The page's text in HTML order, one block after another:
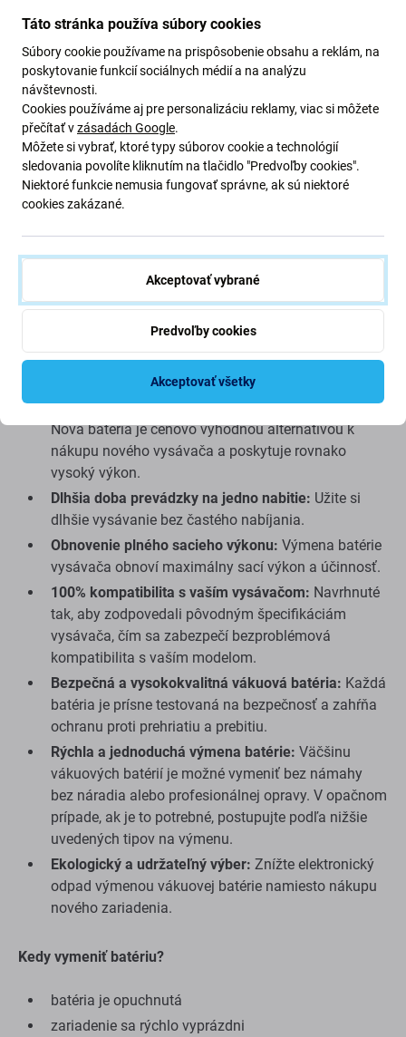
potrebné ju vymeniť.
Kvalita náhradných dielov
Batérie označené akoAftermarket PRO
strany, nie priamo výrobca zariadenia. Tieto batérie sú
navrhnuté tak, aby spĺňali rovnako vysoké štandardy ako
originál a v ojedinelých prípadoch môžu mať minimálne
rozdiely vo funkčnosti, kvalite alebo vzhľade. Sú známe
svojou vysokou kvalitou a sú vopred testované.
Kompatibilné s číslami dielov:
Hlavné výhody nákupu batérie Aftermarket PRO:
Ušetrite peniaze pri výmene batérie vysávača:
Nová batéria je cenovo výhodnou alternatívou k
nákupu nového vysávača a poskytuje rovnako
vysoký výkon.
Dlhšia doba prevádzky na jedno nabitie: Užite si
dlhšie vysávanie bez častého nabíjania.
Obnovenie plného sacieho výkonu: Výmena batérie
vysávača obnoví maximálny sací výkon a účinnosť.
100% kompatibilita s vaším vysávačom: Navrhnuté
tak, aby zodpovedali pôvodným špecifikáciám
vysávača, čím sa zabezpečí bezproblémová
kompatibilita s vaším modelom.
Bezpečná a vysokokvalitná vákuová batéria: Každá
batéria je prísne testovaná na bezpečnosť a zahŕňa
ochranu proti prehriatiu a prebitiu.
Rýchla a jednoduchá výmena batérie: Väčšinu
vákuových batérií je možné vymeniť bez námahy
bez náradia alebo profesionálnej opravy. V opačnom
prípade, ak je to potrebné, postupujte podľa nižšie
uvedených tipov na výmenu.
Ekologický a udržateľný výber: Znížte elektronický
odpad výmenou vákuovej batérie namiesto nákupu
nového zariadenia.
Kedy vymeniť batériu?
batéria je opuchnutá
zariadenie sa rýchlo vyprázdni
Táto stránka používa súbory cookies
Súbory cookie používame na prispôsobenie obsahu a reklám, na
poskytovanie funkcií sociálnych médií a na analýzu
návštevnosti.
Cookies používáme aj pre personalizáciu reklamy, viac si môžete
přečítať vzásadách Google.
Môžete si vybrať, ktoré typy súborov cookie a technológií
sledovania povolíte kliknutím na tlačidlo "Predvoľby cookies".
Niektoré funkcie nemusia fungovať správne, ak sú niektoré
cookies zakázané.
Akceptovať vybrané
Predvoľby cookies
Akceptovať všetky